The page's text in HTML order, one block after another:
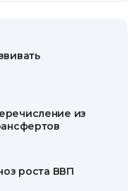
из
роста ВВП